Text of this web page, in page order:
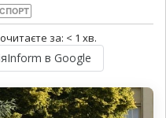
СПОРТ
за: < 1 хв.
в Google